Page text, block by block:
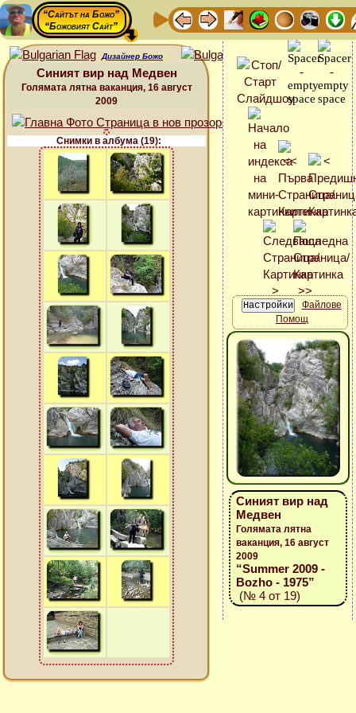
“Сайтът на Божо”
“Божовият Сайт”
Дизайнер Божо
Синият вир над Медвен
Голямата лятна ваканция, 16 август
2009
Снимки в албума (19):
Файлове
Помощ
Синият вир над
Медвен
Голямата лятна
ваканция, 16 август
2009
“Summer 2009 -
Bozho - 1975”
(№ 4 от 19)